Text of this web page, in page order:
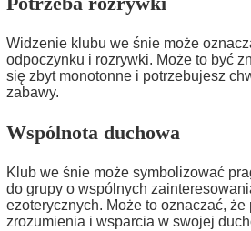
Widzenie klubu we śnie może
odpoczynku i rozrywki. Może to być
się zbyt monotonne i potrzebujesz
zabawy.
Wspólnota duchowa
Klub we śnie może symbolizować
do grupy o wspólnych
ezoterycznych. Może to oznaczać, że
zrozumienia i wsparcia w swojej